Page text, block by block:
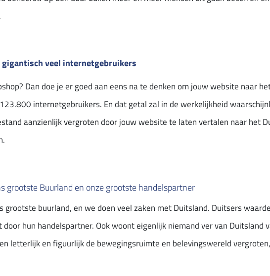
veel internetgebruikers
Dan doe je er goed aan eens na te denken om jouw website naar
internetgebruikers. En dat getal zal in de werkelijkheid
aanzienlijk vergroten door jouw website te laten vertalen naar het
grootste Buurland en onze grootste handelspartner
grootste buurland, en we doen veel zaken met Duitsland. Duitsers
hun handelspartner. Ook woont eigenlijk niemand ver van Duitsland
letterlijk en figuurlijk de bewegingsruimte en belevingswereld